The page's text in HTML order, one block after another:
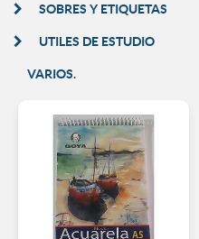
SOBRES Y ETIQUETAS
UTILES DE ESTUDIO
VARIOS.